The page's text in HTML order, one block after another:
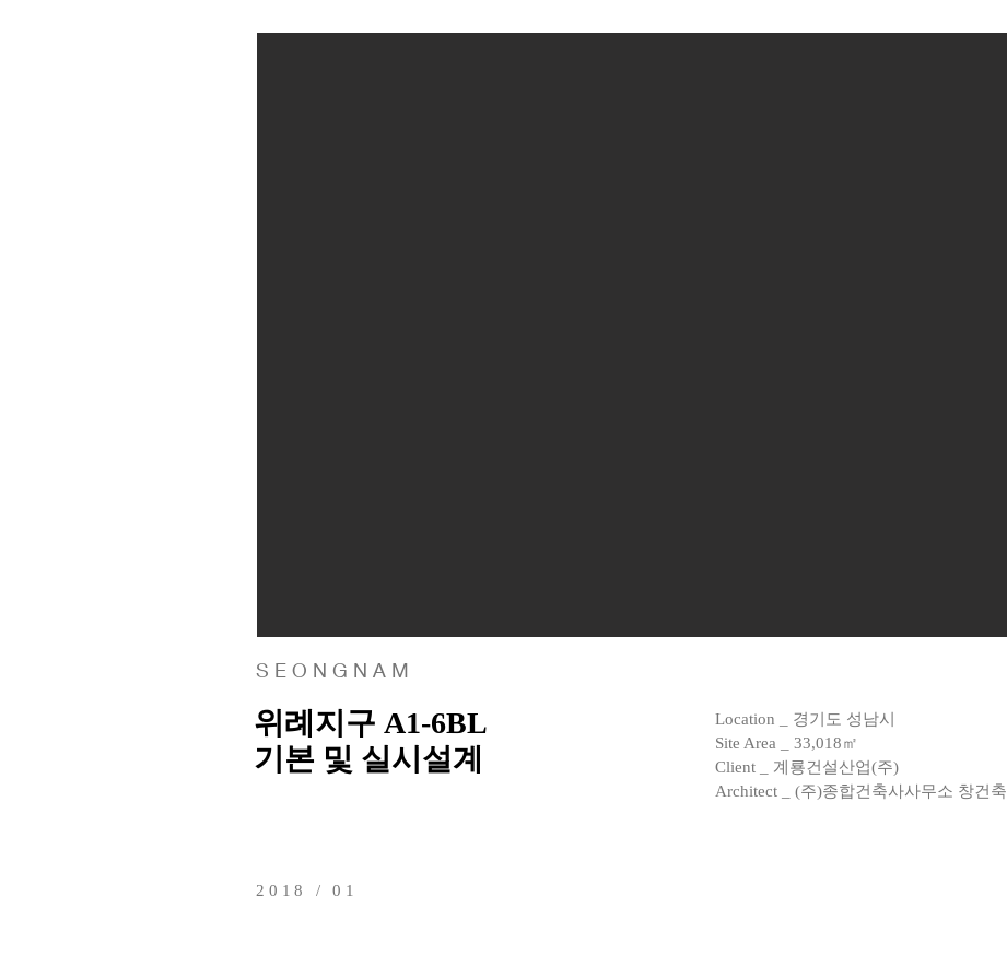
S E O N G N A M
위례지구 A1-6BL
​기본 및 실시설계
Location _ 경기도 성남시
Site Area _ 33,018㎡
Client _ 계룡건설산업(주)
Architect _ (주)종합건축사사무소 창건축
2018 / 01